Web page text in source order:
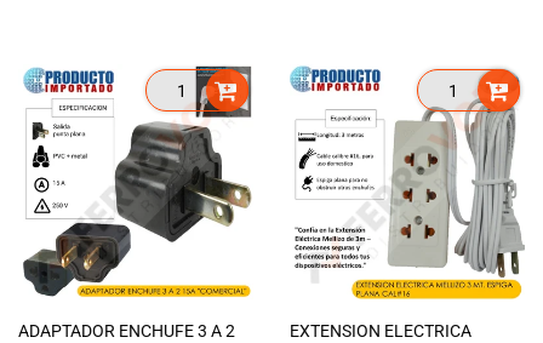
ADAPTADOR ENCHUFE 3 A 2
EXTENSION ELECTRICA